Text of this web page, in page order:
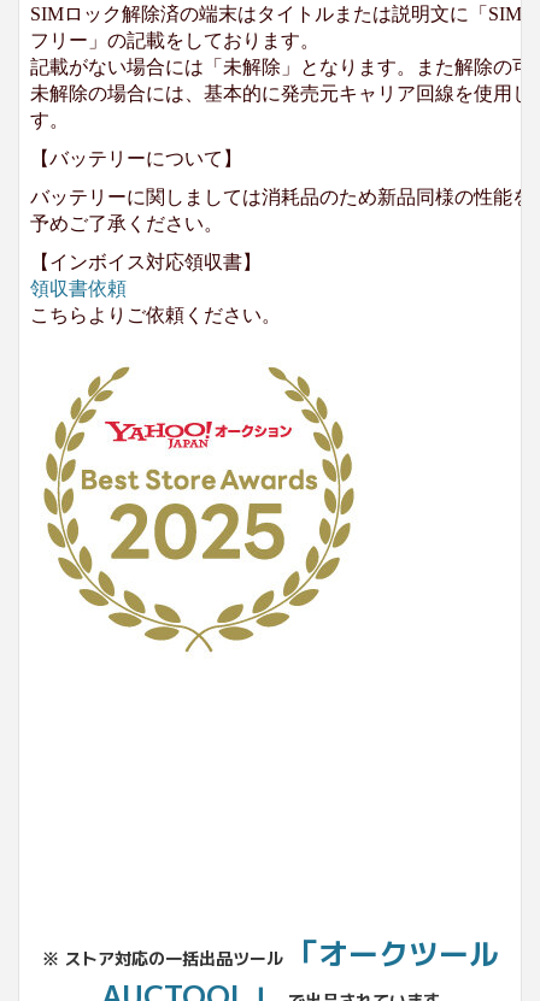
SIMロック解除済の端末はタイトルまたは説明文に「SIM
フリー」の記載をしております。
記載がない場合には「未解除」となります。また解除の可
未解除の場合には、基本的に発売元キャリア回線を使用
す。
【バッテリーについて】
バッテリーに関しましては消耗品のため新品同様の性能
予めご了承ください。
【インボイス対応領収書】
領収書依頼
こちらよりご依頼ください。
※ ストア対応の一括出品ツール
「オークツール